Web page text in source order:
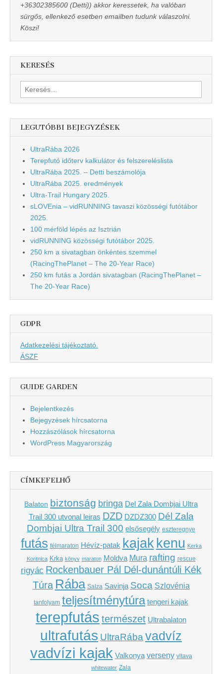
+36302385600 (Detti)) akkor keressetek, ha valóban
sürgős, ellenkező esetben emailben tudunk válaszolni.
Köszi!
KERESÉS
Keresés:
LEGUTÓBBI BEJEGYZÉSEK
UltraRába 2026
Terepfutó időterv kalkulátor és felszereléslista
UltraRába 2025. – Detti beszámolója
UltraRába 2025. eredmények
Ultra-Trail Hungary 2025.
sLOVEnia – vidRUNNING tavaszi közösségi futótábor
2025.
100 mérföld lépés az Isztrián
vidRUNNING közösségi futótábor 2025.
250 km a sivatagban önkéntes szemmel
(RacingThePlanet – The 20-Year Race)
250 km futás a Jordán sivatagban (RacingThePlanet –
The 20-Year Race)
GDPR
Adatkezelési tájékoztató.
ÁSZF
GUIDE GARDEN
Bejelentkezés
Bejegyzések hírcsatorna
Hozzászólások hírcsatorna
WordPress Magyarország
CÍMKEFELHŐ
Balaton biztonság bringa Del Zala Dombjai Ultra
Trail 300 utvonal leiras DZD DZDZ300 Dél Zala
Dombjai Ultra Trail 300 elsősegély eszteregnye
futás félmaraton Hévíz-patak kajak kenu Kerka
Koritnica Krka könyv maraton Moldva Mura rafting rescue
rigyác Rockenbauer Pál Dél-dunántúli Kék
Túra Rába Salza Savinja Soca Szlovénia
tanfolyam teljesítménytúra tengeri kajak
terepfutás természet Ultrabalaton
ultrafutás UltraRábavadvíz
vadvízi kajak Valkonya verseny vltava
whitewater Zala